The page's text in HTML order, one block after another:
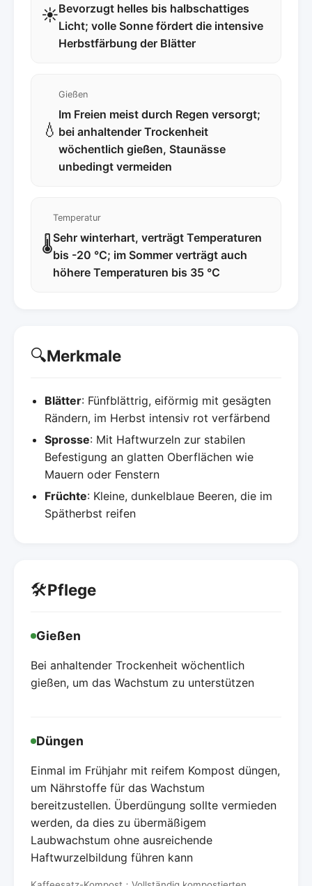
☀️Bevorzugt helles bis halbschattiges
Licht; volle Sonne fördert die intensive
Herbstfärbung der Blätter
💧
Gießen
Im Freien meist durch Regen versorgt;
bei anhaltender Trockenheit
wöchentlich gießen, Staunässe
unbedingt vermeiden
🌡️
Temperatur
Sehr winterhart, verträgt Temperaturen
bis -20 °C; im Sommer verträgt auch
höhere Temperaturen bis 35 °C
🔍Merkmale
Blätter: Fünfblättrig, eiförmig mit gesägten
Rändern, im Herbst intensiv rot verfärbend
Sprosse: Mit Haftwurzeln zur stabilen
Befestigung an glatten Oberflächen wie
Mauern oder Fenstern
Früchte: Kleine, dunkelblaue Beeren, die im
Spätherbst reifen
🛠️Pflege
Gießen
Bei anhaltender Trockenheit wöchentlich
gießen, um das Wachstum zu unterstützen
Düngen
Einmal im Frühjahr mit reifem Kompost düngen,
um Nährstoffe für das Wachstum
bereitzustellen. Überdüngung sollte vermieden
werden, da dies zu übermäßigem
Laubwachstum ohne ausreichende
Haftwurzelbildung führen kann